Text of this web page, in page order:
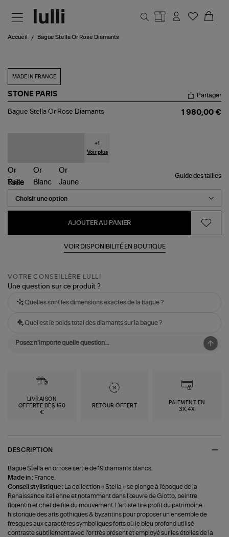
Accueil Bague Stella Or Rose Diamants
MADE IN FRANCE
STONE PARIS
Bague
Partager
Bague Stella Or Rose Diamants 1 980,00 €
+1
Voir plus
Guide des tailles
Taille
AJOUTER AU PANIER
VOIR DISPONIBILITÉ EN BOUTIQUE
VOTRE CONSEILLÈRE LULLI
Une question sur ce produit ?
Quelles sont les dimensions exactes de la bague ?
Quel est le poids total des diamants sur la bague ?
LIVRAISON
OFFERTE DÈS 150
€
RETOUR OFFERT
PAIEMENT EN
3X,4X
DESCRIPTION
Bague Stella en or rose sertie de 19 diamants blancs.
Made in : France.
Conseil stylistique : La collection « Stella » se plonge à l'époque de la
Renaissance italienne et notamment dans l’œuvre de Giotto, peintre
florentin et chef de file du mouvement. L’artiste tire profit du patrimoine
historique des arts gothiques & byzantins pour proposer un ensemble de
fresques aux caractères symboliques forts où le bleu profond utilisé
contraste subtilement avec l’or très présent et employé sur les étoiles de la